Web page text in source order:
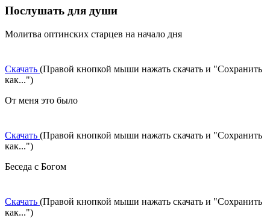
Послушать для души
Молитва оптинских старцев на начало дня
Скачать (Правой кнопкой мыши нажать скачать и "Сохранить
как...")
От меня это было
Скачать (Правой кнопкой мыши нажать скачать и "Сохранить
как...")
Беседа с Богом
Скачать (Правой кнопкой мыши нажать скачать и "Сохранить
как...")